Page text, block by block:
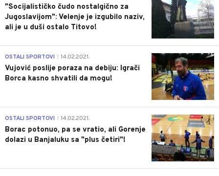
"Socijalističko čudo nostalgično za
Jugoslavijom": Velenje je izgubilo naziv,
ali je u duši ostalo Titovo!
1
OSTALI SPORTOVI 14.02.2021.
Vujović poslije poraza na debiju: Igrači
Borca kasno shvatili da mogu!
3
OSTALI SPORTOVI 14.02.2021.
Borac potonuo, pa se vratio, ali Gorenje
dolazi u Banjaluku sa "plus četiri"!